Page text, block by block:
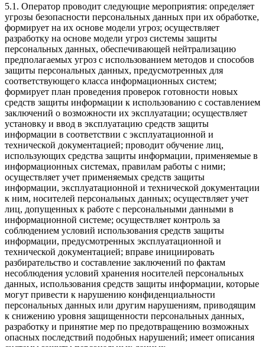
5.1. Оператор проводит следующие мероприятия: определяет
угрозы безопасности персональных данных при их обработке,
формирует на их основе модели угроз; осуществляет
разработку на основе модели угроз системы защиты
персональных данных, обеспечивающей нейтрализацию
предполагаемых угроз с использованием методов и способов
защиты персональных данных, предусмотренных для
соответствующего класса информационных систем;
формирует план проведения проверок готовности новых
средств защиты информации к использованию с составлением
заключений о возможности их эксплуатации; осуществляет
установку и ввод в эксплуатацию средств защиты
информации в соответствии с эксплуатационной и
технической документацией; проводит обучение лиц,
использующих средства защиты информации, применяемые в
информационных системах, правилам работы с ними;
осуществляет учет применяемых средств защиты
информации, эксплуатационной и технической документации
к ним, носителей персональных данных; осуществляет учет
лиц, допущенных к работе с персональными данными в
информационной системе; осуществляет контроль за
соблюдением условий использования средств защиты
информации, предусмотренных эксплуатационной и
технической документацией; вправе инициировать
разбирательство и составление заключений по фактам
несоблюдения условий хранения носителей персональных
данных, использования средств защиты информации, которые
могут привести к нарушению конфиденциальности
персональных данных или другим нарушениям, приводящим
к снижению уровня защищенности персональных данных,
разработку и принятие мер по предотвращению возможных
опасных последствий подобных нарушений; имеет описания